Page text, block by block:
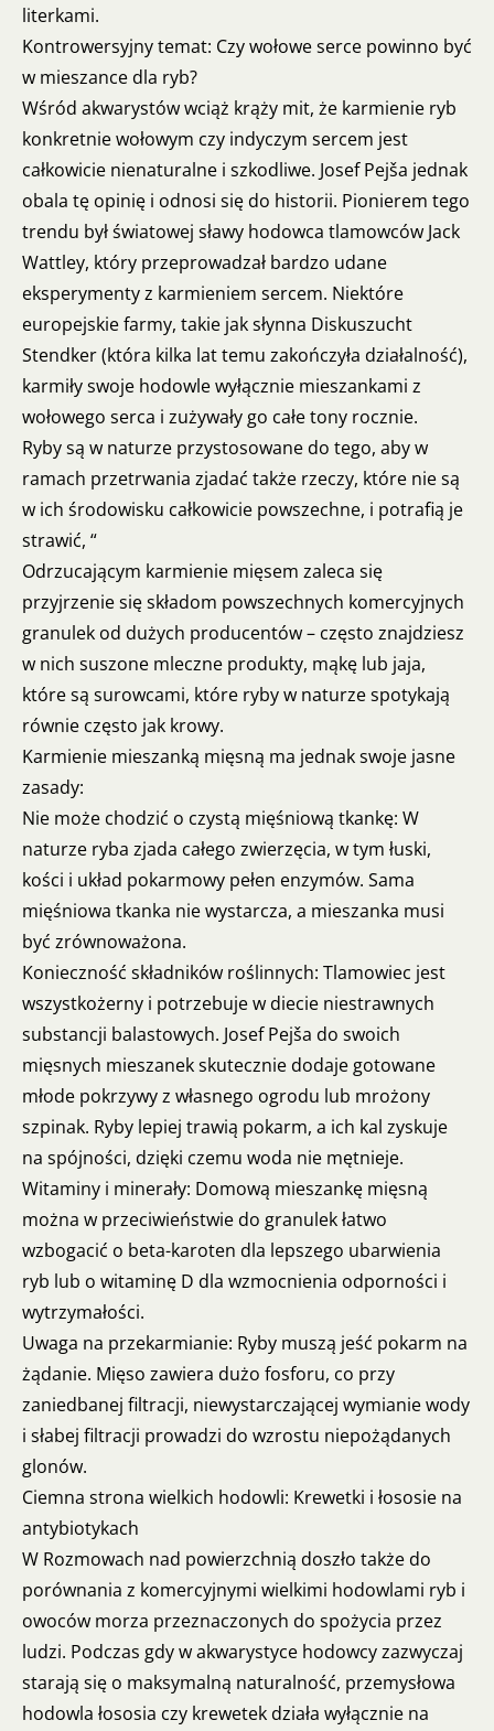
literkami.
Kontrowersyjny temat: Czy wołowe serce powinno być
w mieszance dla ryb?
Wśród akwarystów wciąż krąży mit, że karmienie ryb
konkretnie wołowym czy indyczym sercem jest
całkowicie nienaturalne i szkodliwe. Josef Pejša jednak
obala tę opinię i odnosi się do historii. Pionierem tego
trendu był światowej sławy hodowca tlamowców Jack
Wattley, który przeprowadzał bardzo udane
eksperymenty z karmieniem sercem. Niektóre
europejskie farmy, takie jak słynna Diskuszucht
Stendker (która kilka lat temu zakończyła działalność),
karmiły swoje hodowle wyłącznie mieszankami z
wołowego serca i zużywały go całe tony rocznie.
Ryby są w naturze przystosowane do tego, aby w
ramach przetrwania zjadać także rzeczy, które nie są
w ich środowisku całkowicie powszechne, i potrafią je
strawić, “
Odrzucającym karmienie mięsem zaleca się
przyjrzenie się składom powszechnych komercyjnych
granulek od dużych producentów – często znajdziesz
w nich suszone mleczne produkty, mąkę lub jaja,
które są surowcami, które ryby w naturze spotykają
równie często jak krowy.
Karmienie mieszanką mięsną ma jednak swoje jasne
zasady:
Nie może chodzić o czystą mięśniową tkankę: W
naturze ryba zjada całego zwierzęcia, w tym łuski,
kości i układ pokarmowy pełen enzymów. Sama
mięśniowa tkanka nie wystarcza, a mieszanka musi
być zrównoważona.
Konieczność składników roślinnych: Tlamowiec jest
wszystkożerny i potrzebuje w diecie niestrawnych
substancji balastowych. Josef Pejša do swoich
mięsnych mieszanek skutecznie dodaje gotowane
młode pokrzywy z własnego ogrodu lub mrożony
szpinak. Ryby lepiej trawią pokarm, a ich kal zyskuje
na spójności, dzięki czemu woda nie mętnieje.
Witaminy i minerały: Domową mieszankę mięsną
można w przeciwieństwie do granulek łatwo
wzbogacić o beta-karoten dla lepszego ubarwienia
ryb lub o witaminę D dla wzmocnienia odporności i
wytrzymałości.
Uwaga na przekarmianie: Ryby muszą jeść pokarm na
żądanie. Mięso zawiera dużo fosforu, co przy
zaniedbanej filtracji, niewystarczającej wymianie wody
i słabej filtracji prowadzi do wzrostu niepożądanych
glonów.
Ciemna strona wielkich hodowli: Krewetki i łososie na
antybiotykach
W Rozmowach nad powierzchnią doszło także do
porównania z komercyjnymi wielkimi hodowlami ryb i
owoców morza przeznaczonych do spożycia przez
ludzi. Podczas gdy w akwarystyce hodowcy zazwyczaj
starają się o maksymalną naturalność, przemysłowa
hodowla łososia czy krewetek działa wyłącznie na